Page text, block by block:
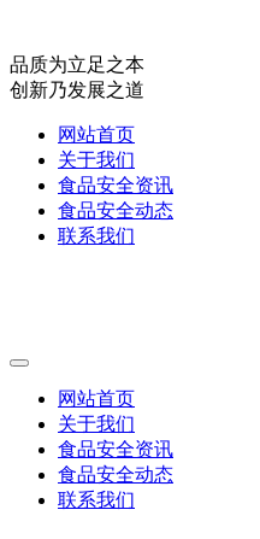
品质为立足之本
创新乃发展之道
网站首页
关于我们
食品安全资讯
食品安全动态
联系我们
网站首页
关于我们
食品安全资讯
食品安全动态
联系我们